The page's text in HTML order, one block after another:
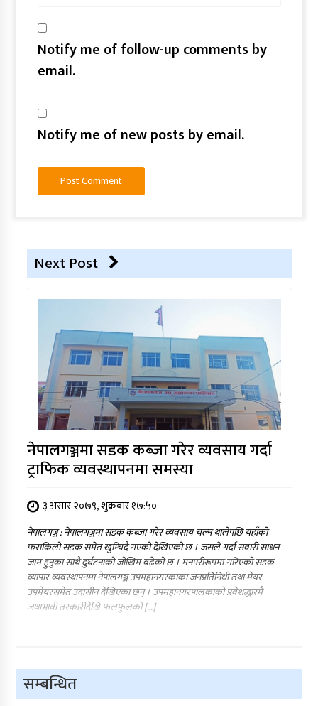
Notify me of follow-up comments by
email.
Notify me of new posts by email.
Next Post
नेपालगञ्जमा सडक कब्जा गरेर व्यवसाय गर्दा
ट्राफिक व्यवस्थापनमा समस्या
३ असार २०७९, शुक्रबार १७:५०
नेपालगञ्ज : नेपालगञ्जमा सडक कब्जा गरेर व्यवसाय चल्न थालेपछि यहाँको
फराकिलो सडक समेत खुम्चिदै गएको देखिएको छ । जसले गर्दा सवारी साधन
जाम हुनुका साथै दुर्घटनाको जोखिम बढेको छ । मनपरीरूपमा गरिएको सडक
व्यापार व्यवस्थापनमा नेपालगञ्ज उपमहानगरकाका जनप्रतिनिधी तथा मेयर
उपमेयरसमेत उदासीन देखिएका छन् । उपमहानगरपालकाको प्रवेशद्धारमै
जथाभावी तरकारीदेखि फलफुलको […]
सम्बन्धित